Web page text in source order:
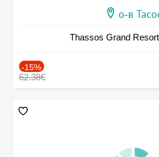
о-в
Thassos Grand Resort
-15%
62.38€